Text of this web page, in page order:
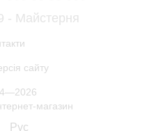
- Майстерня
сайту
магазин
Рус